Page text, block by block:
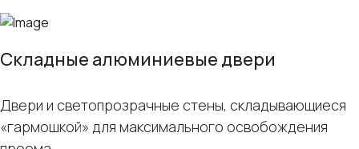
Складные алюминиевые двери
Двери и светопрозрачные стены, складывающиеся
«гармошкой» для максимального освобождения